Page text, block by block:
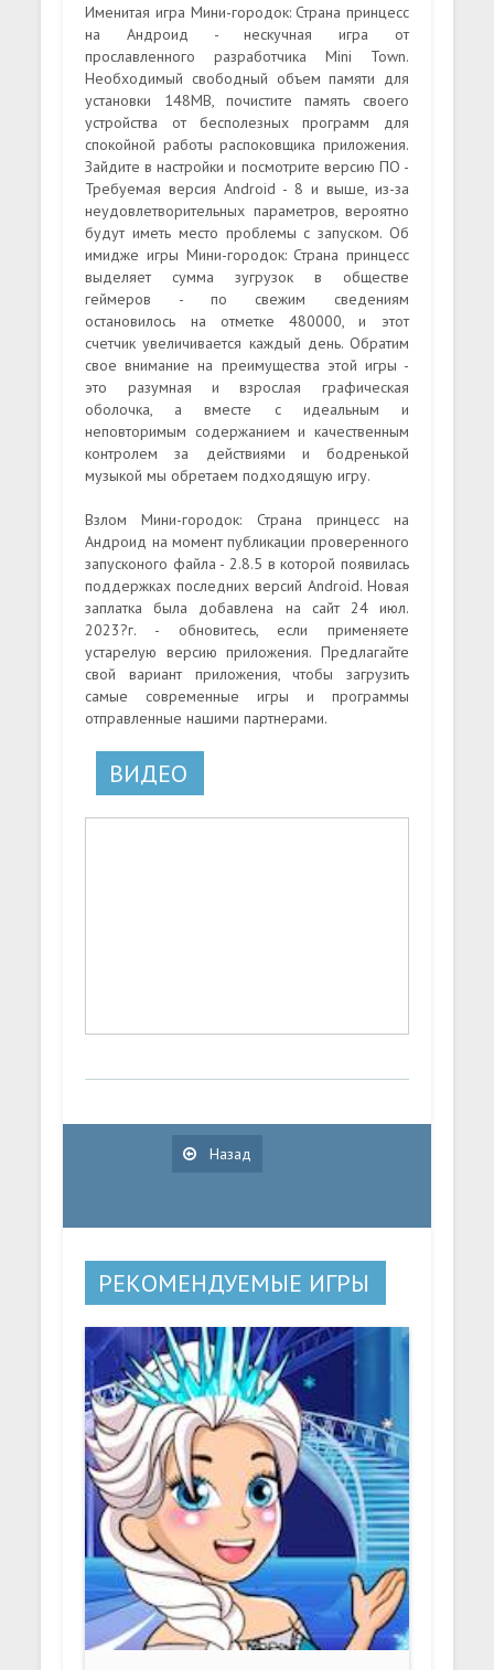
Именитая игра Мини-городок: Страна принцесс
на Андроид - нескучная игра от
прославленного разработчика Mini Town.
Необходимый свободный объем памяти для
установки 148MB, почистите память своего
устройства от бесполезных программ для
спокойной работы распоковщика приложения.
Зайдите в настройки и посмотрите версию ПО -
Требуемая версия Android - 8 и выше, из-за
неудовлетворительных параметров, вероятно
будут иметь место проблемы с запуском. Об
имидже игры Мини-городок: Страна принцесс
выделяет сумма зугрузок в обществе
геймеров - по свежим сведениям
остановилось на отметке 480000, и этот
счетчик увеличивается каждый день. Обратим
свое внимание на преимущества этой игры -
это разумная и взрослая графическая
оболочка, а вместе с идеальным и
неповторимым содержанием и качественным
контролем за действиями и бодренькой
музыкой мы обретаем подходящую игру.
Взлом Мини-городок: Страна принцесс на
Андроид на момент публикации проверенного
запусконого файла - 2.8.5 в которой появилась
поддержках последних версий Android. Новая
заплатка была добавлена на сайт 24 июл.
2023?г. - обновитесь, если применяете
устарелую версию приложения. Предлагайте
свой вариант приложения, чтобы загрузить
самые современные игры и программы
отправленные нашими партнерами.
ВИДЕО
Назад
РЕКОМЕНДУЕМЫЕ ИГРЫ